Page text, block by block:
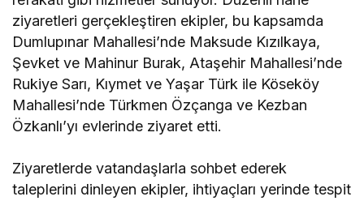
ziyaretleri gerçekleştiren ekipler, bu kapsamda
Dumlupınar Mahallesi’nde Maksude Kızılkaya,
Şevket ve Mahinur Burak, Ataşehir Mahallesi’nde
Rukiye Sarı, Kıymet ve Yaşar Türk ile Köseköy
Mahallesi’nde Türkmen Özçanga ve Kezban
Özkanlı’yı evlerinde ziyaret etti.
Ziyaretlerde vatandaşlarla sohbet ederek
taleplerini dinleyen ekipler, ihtiyaçları yerinde tespit